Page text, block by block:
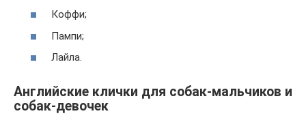
Коффи;
Пампи;
Лайла.
Английские клички для собак-мальчиков и
собак-девочек